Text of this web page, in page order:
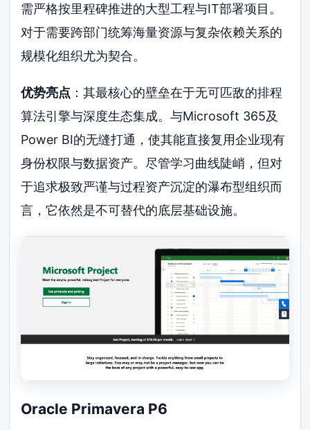
需严格按里程碑推进的大型工程与IT部署项目。
对于需要跨部门统筹海量资源与复杂依赖关系的
规模化组织尤为契合。
优势亮点 ：其最核心的壁垒在于无可匹敌的排程
算法引擎与深度生态集成。与Microsoft 365及
Power BI的无缝打通，使其能直接复用企业现有
身份权限与数据资产。尽管学习曲线陡峭，但对
于追求极致严谨与过程资产沉淀的瀑布型组织而
言，它依然是不可替代的底层基础设施。
Oracle Primavera P6